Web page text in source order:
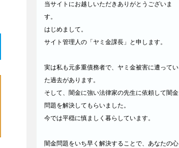
当サイトにお越しいただきありがとうございま
す。
はじめまして。
サイト管理人の「ヤミ金課長」と申します。
実は私も元多重債務者で、ヤミ金被害に遭ってい
た過去があります。
そして、闇金に強い法律家の先生に依頼して闇金
問題を解決してもらいました。
今では平穏に慎ましく暮らしています。
闇金問題をいち早く解決することで、あなたの心